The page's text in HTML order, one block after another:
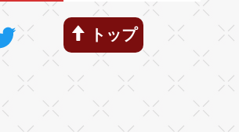
トップ